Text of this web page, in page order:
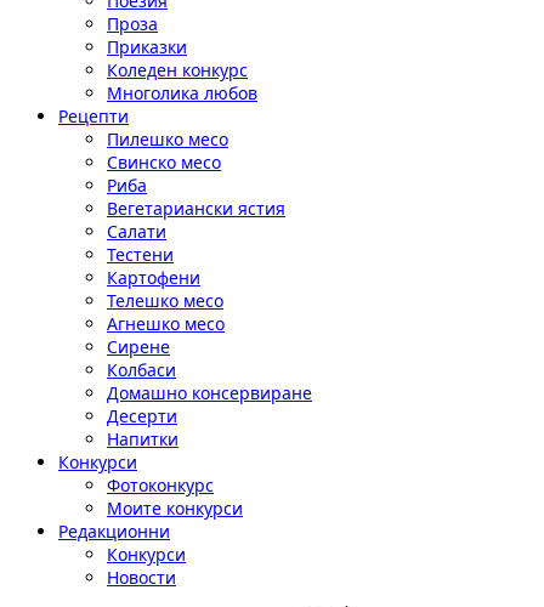
Проза
Приказки
Коледен конкурс
Многолика любов
Рецепти
Пилешко месо
Свинско месо
Риба
Вегетариански ястия
Салати
Тестени
Картофени
Телешко месо
Агнешко месо
Сирене
Колбаси
Домашно консервиране
Десерти
Напитки
Конкурси
Фотоконкурс
Моите конкурси
Редакционни
Конкурси
Новости